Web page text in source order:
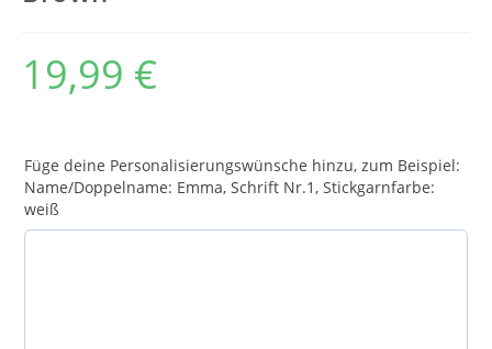
19,99 €
Füge deine Personalisierungswünsche hinzu, zum Beispiel:
Name/Doppelname: Emma, Schrift Nr.1, Stickgarnfarbe:
weiß